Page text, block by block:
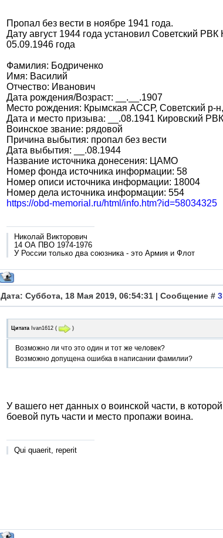
Пропал без вести в ноябре 1941 года.
Дату август 1944 года установил Советский РВК
05.09.1946 года
Фамилия: Бодриченко
Имя: Василий
Отчество: Иванович
Дата рождения/Возраст: __.__.1907
Место рождения: Крымская АССР, Советский р-
Дата и место призыва: __.08.1941 Кировский
Воинское звание: рядовой
Причина выбытия: пропал без вести
Дата выбытия: __.08.1944
Название источника донесения: ЦАМО
Номер фонда источника информации: 58
Номер описи источника информации: 18004
Номер дела источника информации: 554
https://obd-memorial.ru/html/info.htm?id=58034325
Николай Викторович
14 ОА ПВО 1974-1976
У России только два союзника - это Армия и Флот
Дата: Суббота, 18 Мая 2019, 06:54:31 | Сообщение # 3
Цитата Ivan1612 ( )
Возможно ли что это один и тот же человек?
Возможно допущена ошибка в написании фамилии?
У вашего нет данных о воинской части, в
боевой путь части и место пропажи воина.
Qui quaerit, reperit